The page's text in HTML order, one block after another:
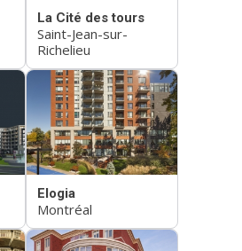
La Cité des tours
Saint-Jean-sur-
Richelieu
Elogia
Montréal